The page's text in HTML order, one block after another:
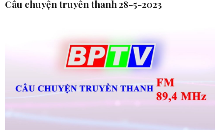
Câu chuyện truyền thanh 28-5-2023